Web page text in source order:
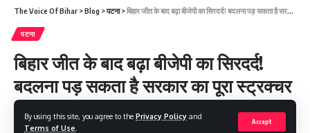
By using this site, you agree to the Privacy Policy and
Terms of Use
Accept
The Voice Of Bihar >Blog >पटना>बिहार जीत के बाद बढ़ा बीजेपी का सिरदर्द! बदलना पड़ सकता है सरकार का पूरा स्ट्रक्चर
पटना
बिहार जीत के बाद बढ़ा बीजेपी का सिरदर्द!
बदलना पड़ सकता है सरकार का पूरा स्ट्रक्चर
Share 4 Min Read